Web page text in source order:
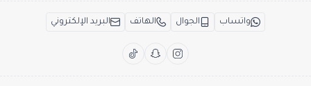
واتساب الجوال الهاتف البريد الإلكتروني